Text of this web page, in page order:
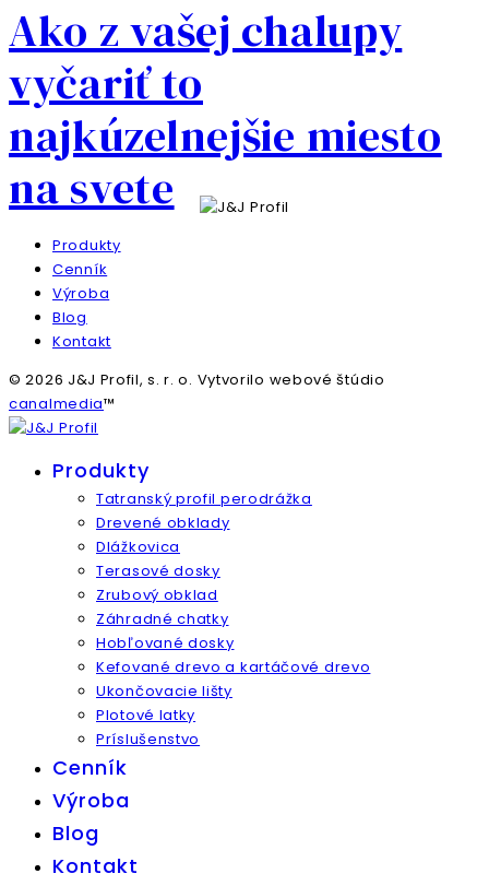
Ako z vašej chalupy
vyčariť to
najkúzelnejšie miesto
na svete
Produkty
Cenník
Výroba
Blog
Kontakt
© 2026 J&J Profil, s. r. o. Vytvorilo webové štúdio
canalmedia™
Produkty
Tatranský profil perodrážka
Drevené obklady
Dlážkovica
Terasové dosky
Zrubový obklad
Záhradné chatky
Hobľované dosky
Kefované drevo a kartáčové drevo
Ukončovacie lišty
Plotové latky
Príslušenstvo
Cenník
Výroba
Blog
Kontakt